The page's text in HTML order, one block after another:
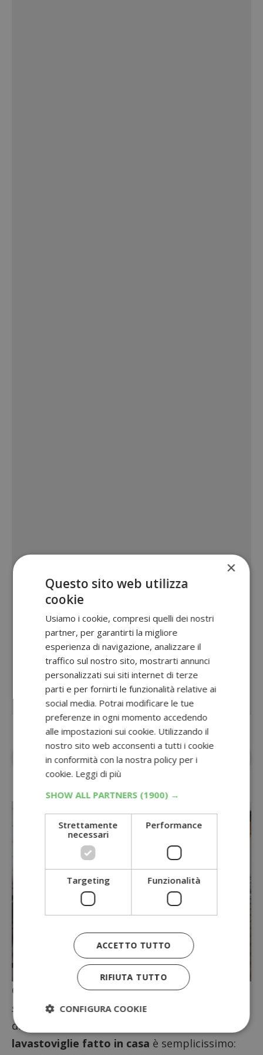
AggiungiDimmi Cosa Cerchialle fonti
preferite su Google
Come puoi vedere sono tuttiingredienti
sempliciche sicuramente troverai nella tua
dispensa. Preparare il
lavastoviglie fatto in casa è semplicissimo:
×
Questo sito web utilizza
cookie
Usiamo i cookie, compresi quelli dei nostri
partner, per garantirti la migliore
esperienza di navigazione, analizzare il
traffico sul nostro sito, mostrarti annunci
personalizzati sui siti internet di terze
parti e per fornirti le funzionalità relative ai
social media. Potrai modificare le tue
preferenze in ogni momento accedendo
alle impostazioni sui cookie. Utilizzando il
nostro sito web acconsenti a tutti i cookie
in conformità con la nostra policy per i
cookie. Leggi di più
SHOW ALL PARTNERS (1900) →
Strettamente
necessari
Performance
Targeting Funzionalità
ACCETTO TUTTO
RIFIUTA TUTTO
CONFIGURA COOKIE